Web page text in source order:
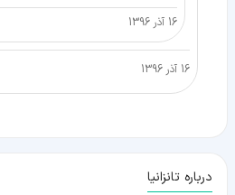
16 آذر 1396
16 آذر 1396
درباره تانزانیا